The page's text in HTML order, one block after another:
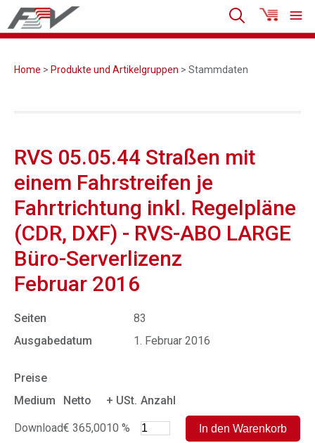
Home > Produkte und Artikelgruppen > Stammdaten
RVS 05.05.44 Straßen mit
einem Fahrstreifen je
Fahrtrichtung inkl. Regelpläne
(CDR, DXF) - RVS-ABO LARGE
Büro-Serverlizenz
Februar 2016
Seiten
83
Ausgabedatum
1. Februar 2016
Preise
Medium
Netto + USt. Anzahl
Download€ 365,0010 %